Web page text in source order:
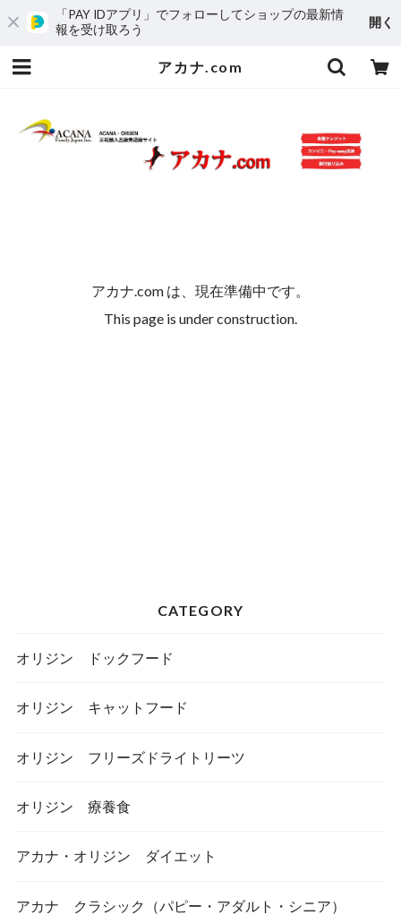
「PAY IDアプリ」でフォローしてショップの最新情
報を受け取ろう
開く
アカナ.com
アカナ.com は、現在準備中です。
This page is under construction.
CATEGORY
オリジン ドックフード
オリジン キャットフード
オリジン フリーズドライトリーツ
オリジン 療養食
アカナ・オリジン ダイエット
アカナ クラシック（パピー・アダルト・シニア）